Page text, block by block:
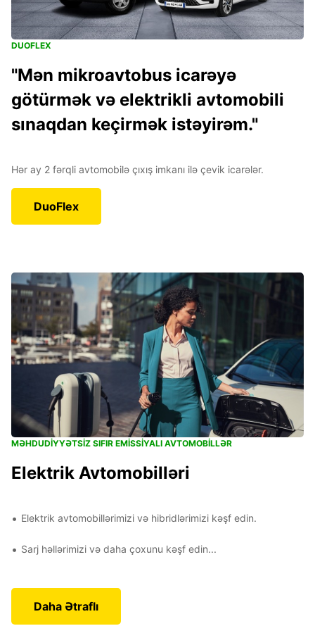
DUOFLEX
"Mən mikroavtobus icarəyə
götürmək və elektrikli avtomobili
sınaqdan keçirmək istəyirəm."
Hər ay 2 fərqli avtomobilə çıxış imkanı ilə çevik icarələr.
DuoFlex
MƏHDUDIYYƏTSIZ SIFIR EMISSIYALI AVTOMOBILLƏR
Elektrik Avtomobilləri
Elektrik avtomobillərimizi və hibridlərimizi kəşf edin.
Sarj həllərimizi və daha çoxunu kəşf edin...
Daha Ətraflı